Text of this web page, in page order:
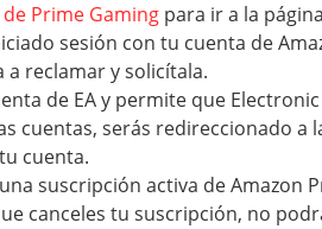
Prime Gaming para ir a la
sesión con tu cuenta de
a reclamar y solicítala.
de EA y permite que
cuentas, serás redireccionado a
cuenta.
suscripción activa de Amazon
canceles tu suscripción, no